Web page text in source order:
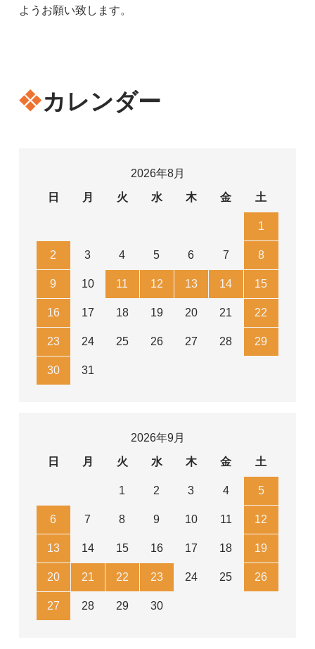
ようお願い致します。
カレンダー
2026年8月
日
月 火 水 木 金 土
1
2 3 4 5 6 7 8
9 10 11 12 13 14 15
16 17 18 19 20 21 22
23 24 25 26 27 28 29
30 31
2026年9月
日
月 火 水 木 金 土
1 2 3 4 5
6 7 8 9 10 11 12
13 14 15 16 17 18 19
20 21 22 23 24 25 26
27 28 29 30